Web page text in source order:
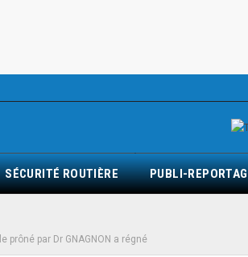
SÉCURITÉ ROUTIÈRE PUBLI-
par Dr GNAGNON a régné